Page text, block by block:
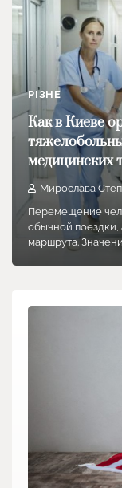
РІЗНЕ
Как в Киеве
медицинских
Мирослава
Перемещение
обычной поездки,
маршрута.